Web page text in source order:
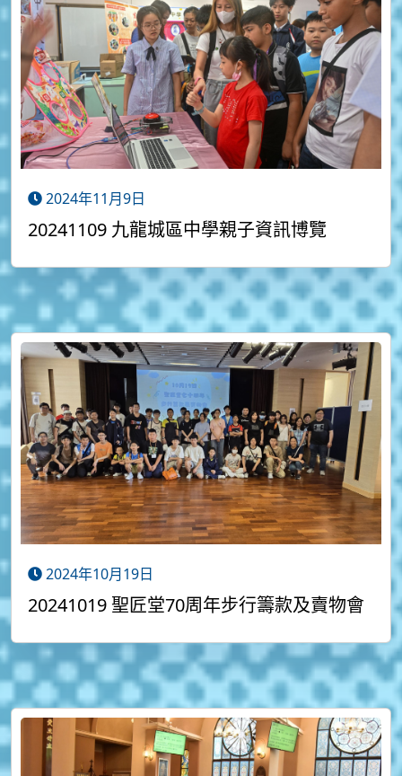
2024年11月9日
20241109 九龍城區中學親子資訊博覽
2024年10月19日
20241019 聖匠堂70周年步行籌款及賣物會